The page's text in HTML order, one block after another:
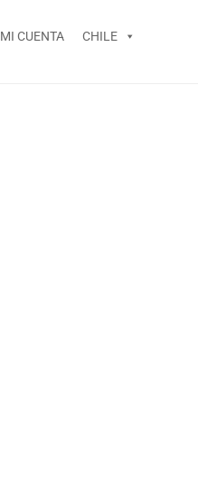
MI CUENTA CHILE